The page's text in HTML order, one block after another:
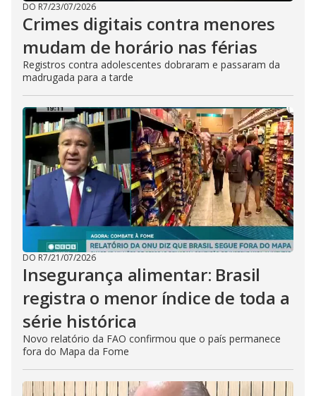
DO R7/23/07/2026
Crimes digitais contra menores
mudam de horário nas férias
Registros contra adolescentes dobraram e passaram da
madrugada para a tarde
DO R7/21/07/2026
Insegurança alimentar: Brasil
registra o menor índice de toda a
série histórica
Novo relatório da FAO confirmou que o país permanece
fora do Mapa da Fome